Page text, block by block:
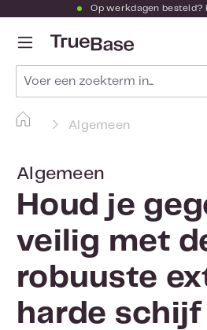
Ga naar de hoofdinhoud
Op werkdagen besteld?
Algemeen
Algemeen
Houd je
veilig met
robuuste
harde schijf